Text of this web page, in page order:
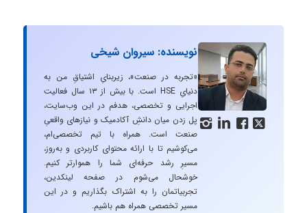
   
نویسنده: سیروان شیخی
«تجربه در صنعت»، زیربنایِ اشتیاقِ من به
دنیایِ HSE است. با بیش از ۱۳ سال فعالیت
اجرایی و تخصصی، هدفم در این وب‌سایت،
پل زدن میان دانشِ آکادمیک و نیازهای واقعیِ
صنعت است. همراه با تیم تخصصی‌ام،
می‌کوشیم تا با ارائه محتوای کاربردی و به‌روز،
مسیرِ رشد حرفه‌ای شما را هموارتر کنیم.
خوشحال می‌شوم در صفحه لینکدین،
تجربیاتمان را به اشتراک بگذاریم و در این
مسیر تخصصی همراه هم باشیم.